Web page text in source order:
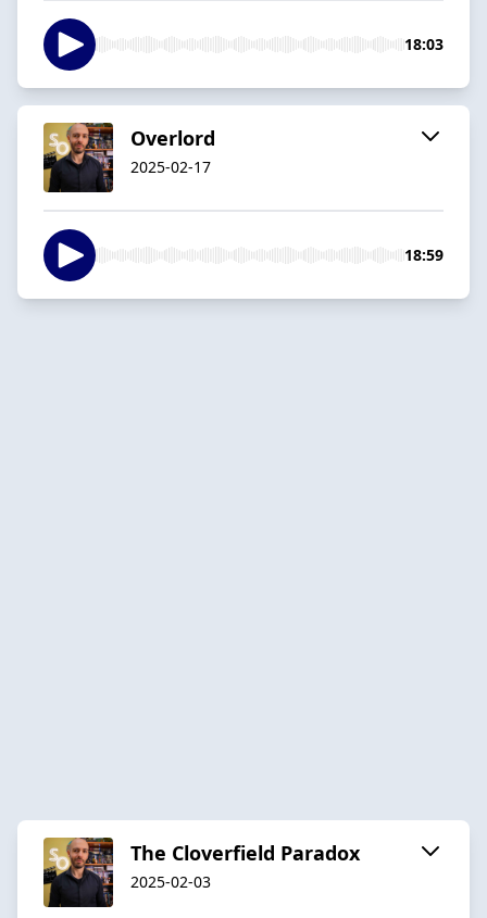
18:03
Overlord
2025-02-17
18:59
The Cloverfield Paradox
2025-02-03